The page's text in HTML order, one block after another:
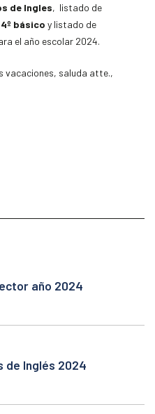
de Ingles, listado de
básico y listado de
el año escolar 2024.
vacaciones, saluda atte.,
año 2024
de Inglés 2024